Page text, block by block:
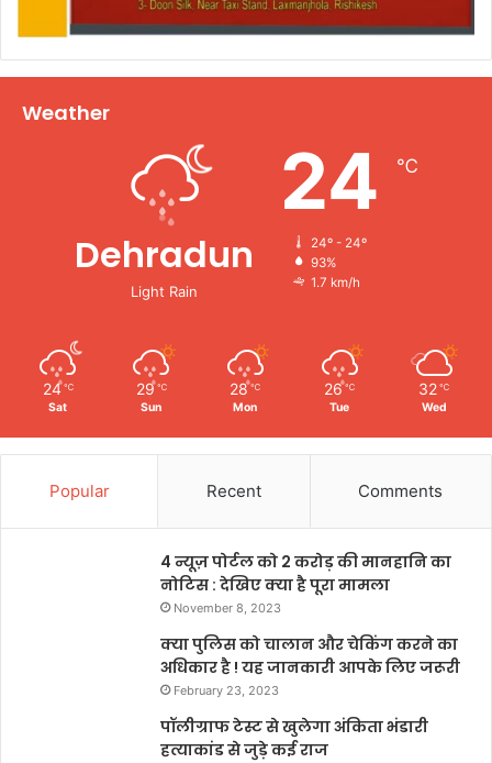
Weather
Dehradun
Light Rain
24 ℃
24º - 24º
93%
1.7 km/h
24 ℃
Sat
29 ℃
Sun
28 ℃
Mon
26 ℃
Tue
32 ℃
Wed
Popular Recent Comments
4 न्यूज़ पोर्टल को 2 करोड़ की मानहानि का
नोटिस : देखिए क्या है पूरा मामला
November 8, 2023
क्या पुलिस को चालान और चेकिंग करने का
अधिकार है ! यह जानकारी आपके लिए जरूरी
February 23, 2023
पॉलीग्राफ टेस्ट से खुलेगा अंकिता भंडारी
हत्याकांड से जुड़े कई राज